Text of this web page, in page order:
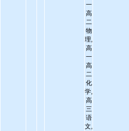
一
高
二
物
理,
高
一
高
二
化
学,
高
三
语
文,